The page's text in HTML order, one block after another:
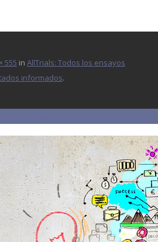
555 in AllTrials: Todos los ensayos
informados.